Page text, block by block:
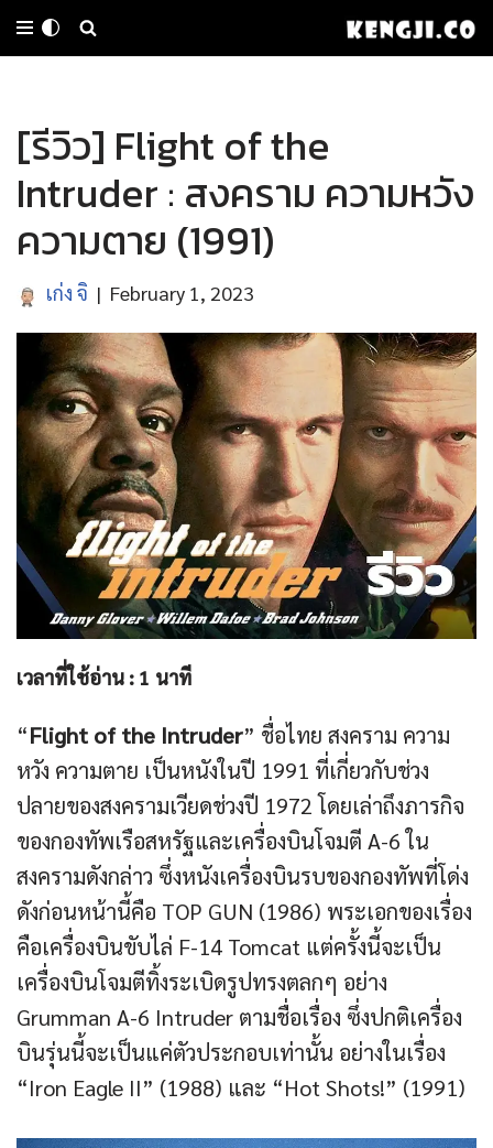
Skip
content
[รีวิว] Flight of the
Intruder : สงคราม ความหวัง
ความตาย (1991)
เก่ง จิ February 1, 2023
เวลาที่ใช้อ่าน : 1 นาที
“Flight of the Intruder” ชื่อไทย สงคราม ความ
หวัง ความตาย เป็นหนังในปี 1991 ที่เกี่ยวกับช่วง
ปลายของสงครามเวียดช่วงปี 1972 โดยเล่าถึงภารกิจ
ของกองทัพเรือสหรัฐและเครื่องบินโจมตี A-6 ใน
สงครามดังกล่าว ซึ่งหนังเครื่องบินรบของกองทัพที่โด่ง
ดังก่อนหน้านี้คือ TOP GUN (1986) พระเอกของเรื่อง
คือเครื่องบินขับไล่ F-14 Tomcat แต่ครั้งนี้จะเป็น
เครื่องบินโจมตีทิ้งระเบิดรูปทรงตลกๆ อย่าง
Grumman A-6 Intruder ตามชื่อเรื่อง ซึ่งปกติเครื่อง
บินรุ่นนี้จะเป็นแค่ตัวประกอบเท่านั้น อย่างในเรื่อง
“Iron Eagle II” (1988) และ “Hot Shots!” (1991)